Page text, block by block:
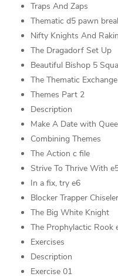
Traps And Zaps
Thematic d5 pawn
Nifty Knights And
The Dragadorf Set Up
Beautiful Bishop 5
The Thematic
Themes Part 2
Description
Make A Date with
Combining Themes
The Action c file
Strive To Thrive With
In a fix, try e6
Blocker Trapper Chiseler
The Big White Knight
The Prophylactic Rook
Exercises
Description
Exercise 01